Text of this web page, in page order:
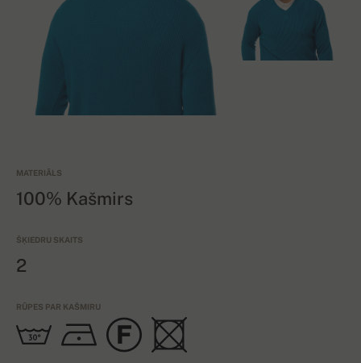
MATERIĀLS
100% Kašmirs
ŠĶIEDRU SKAITS
2
RŪPES PAR KAŠMIRU